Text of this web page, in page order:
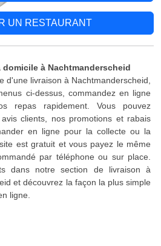
UN RESTAURANT
à Nachtmanderscheid
d'une livraison à Nachtmanderscheid,
ci-dessus, commandez en ligne
repas rapidement. Vous pouvez
clients, nos promotions et rabais
en ligne pour la collecte ou la
est gratuit et vous payez le même
par téléphone ou sur place.
dans notre section de livraison à
et découvrez la façon la plus simple
ligne.